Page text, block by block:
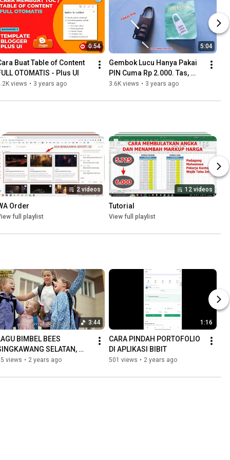
0:54
Buat Table of Content
OTOMATIS - Plus UI
views • 3 years ago
5:04
Gembok Lucu Hanya Pakai
PIN Cuma Rp 2.000. Tas,
Cover, dan Rumah Jadi
3.6K views • 3 years ago
2 videos
Order
full playlist
12 videos
Tutorial
View full playlist
3:44
BIMBEL BEES
SELATAN,
views • 2 years ago
1:16
CARA PINDAH PORTOFOLIO
DI APLIKASI BIBIT
501 views • 2 years ago